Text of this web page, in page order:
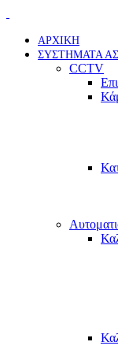
ΑΡΧΙΚΗ
ΣΥΣΤΗΜΑΤΑ
CCTV